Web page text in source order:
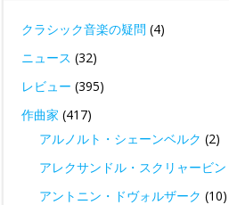
クラシック音楽の疑問 (4)
ニュース (32)
レビュー (395)
作曲家 (417)
アルノルト・シェーンベルク (2)
アレクサンドル・スクリャービン
アントニン・ドヴォルザーク (10)